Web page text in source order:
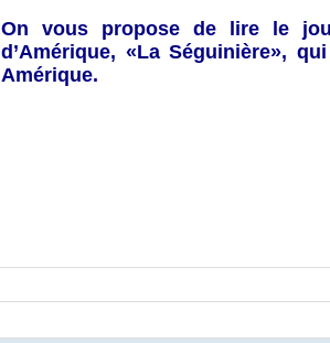
On vous propose de lire le
d’Amérique, «La Séguinière»,
Amérique.